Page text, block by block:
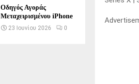
Οδηγός Αγοράς
Μεταχειρισμένου iPhone
23 Ιουνίου 2026 0